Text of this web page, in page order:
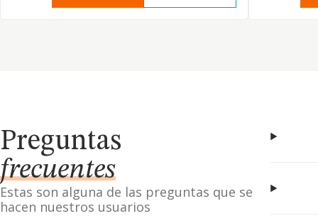
Preguntas
frecuentes
Estas son alguna de las preguntas que se
hacen nuestros usuarios